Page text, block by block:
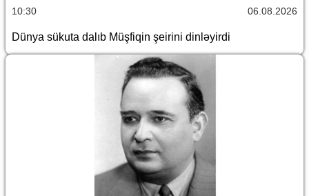
10:30 06.08.2026
Dünya sükuta dalıb Müşfiqin şeirini dinləyirdi